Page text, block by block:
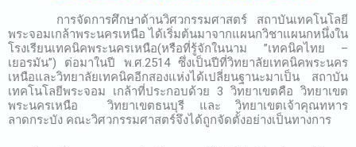
การจัดการศึกษาด้านวิศวกรรมศาสตร์ สถาบันเทคโนโลยี
พระจอมเกล้าพระนครเหนือ ได้เริ่มต้นมาจากแผนกวิชาแผนกหนึ่งใน
โรงเรียนเทคนิคพระนครเหนือ(หรือที่รู้จักในนาม ”เทคนิคไทย –
เยอรมัน”) ต่อมาในปี พ.ศ.2514 ซึ่งเป็นปีที่วิทยาลัยเทคนิคพระนคร
เหนือและวิทยาลัยเทคนิคอีกสองแห่งได้เปลี่ยนฐานะมาเป็น สถาบัน
เทคโนโลยีพระจอม เกล้าที่ประกอบด้วย 3 วิทยาเขตคือ วิทยาเขต
พระนครเหนือ วิทยาเขตธนบุรี และ วิทยาเขตเจ้าคุณทหาร
ลาดกระบัง คณะวิศวกรรมศาสตร์จึงได้ถูกจัดตั้งอย่างเป็นทางการ